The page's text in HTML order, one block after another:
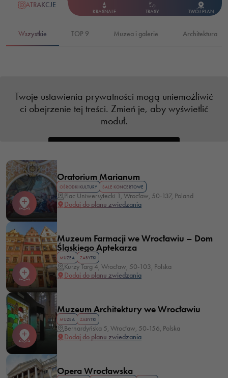
ATRAKCJE
KRASNALE TRASY TWÓJ PLAN
Wszystkie TOP 9 Muzea i galerie Architektura
Oratorium Marianum
OŚRODKI KULTURY SALE KONCERTOWE
Plac Uniwersytecki 1, Wrocław, 50-137, Poland
Dodaj do planu zwiedzania
Muzeum Farmacji we Wrocławiu – Dom
Śląskiego Aptekarza
MUZEA ZABYTKI
Kurzy Targ 4, Wrocław, 50-103, Polska
Dodaj do planu zwiedzania
Muzeum Architektury we Wrocławiu
MUZEA ZABYTKI
Bernardyńska 5, Wrocław, 50-156, Polska
Dodaj do planu zwiedzania
Opera Wrocławska
Twoje ustawienia prywatności mogą uniemożliwić
ci obejrzenie tej treści. Zmień je, aby wyświetlić
moduł.
atrakcje dodane do
Twojego planu
atrakcje z wybranej
kategorii
wybrana atrakcja